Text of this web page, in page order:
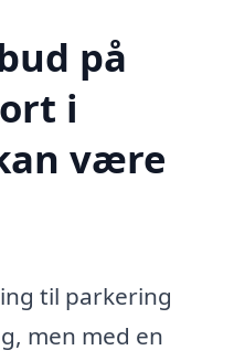
på
i
være
til parkering
men med en